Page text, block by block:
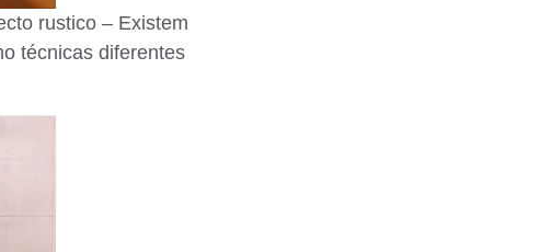
rustico – Existem
técnicas diferentes